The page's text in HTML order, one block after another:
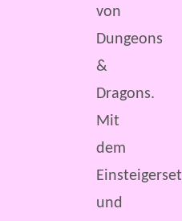
von
Dungeons
&
Dragons.
Mit
dem
Einsteigerset
und